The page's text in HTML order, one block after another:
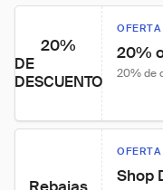
20%
DE
DESCUENTO
OFERTA
20%
20% de
OFERTA
Shop